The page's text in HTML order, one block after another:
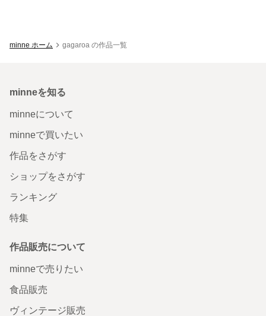
minne ホーム gagaroa の作品一覧
minneを知る
minneについて
minneで買いたい
作品をさがす
ショップをさがす
ランキング
特集
作品販売について
minneで売りたい
食品販売
ヴィンテージ販売